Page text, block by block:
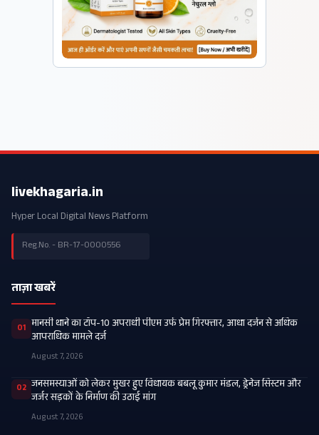
livekhagaria.in
Hyper Local Digital News Platform
Reg.No. - BR-17-0000556
ताज़ा खबरें
01 मानसी थाने का टॉप-10 अपराधी पीएम उर्फ प्रेम गिरफ्तार, आधा दर्जन से अधिक
आपराधिक मामले दर्ज
August 7, 2026
02 जनसमस्याओं को लेकर मुखर हुए विधायक बबलू कुमार मंडल, ड्रेनेज सिस्टम और
जर्जर सड़कों के निर्माण की उठाई मांग
August 7, 2026